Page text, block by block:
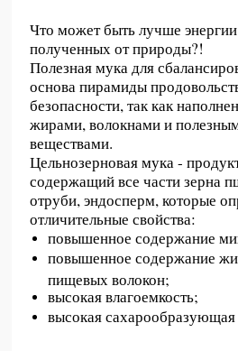
Что может быть лучше
полученных от природы?!
Полезная мука для
основа пирамиды
безопасности, так как
жирами, волокнами и
веществами.
Цельнозерновая мука -
содержащий все части зерна
отруби, эндосперм, которые
отличительные свойства:
повышенное содержание
повышенное содержание
пищевых волокон;
высокая влагоемкость;
высокая сахарообразующая